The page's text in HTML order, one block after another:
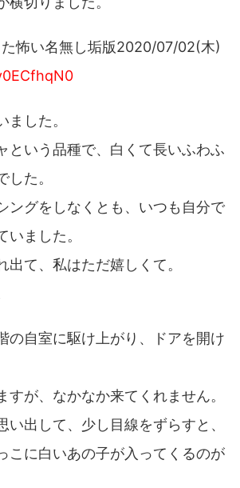
怖い名無し垢版2020/07/02(木)
ました。
という品種で、白くて長いふわふ
した。
ングをしなくとも、いつも自分で
いました。
出て、私はただ嬉しくて。
の自室に駆け上がり、ドアを開け
すが、なかなか来てくれません。
い出して、少し目線をずらすと、
こに白いあの子が入ってくるのが